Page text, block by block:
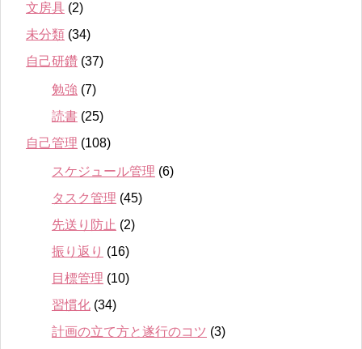
文房具 (2)
未分類 (34)
自己研鑽 (37)
勉強 (7)
読書 (25)
自己管理 (108)
スケジュール管理 (6)
タスク管理 (45)
先送り防止 (2)
振り返り (16)
目標管理 (10)
習慣化 (34)
計画の立て方と遂行のコツ (3)